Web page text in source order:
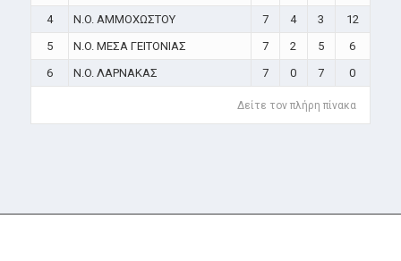
4
N.O. ΑΜΜΟΧΩΣΤΟΥ 7 4 3
12
5
N.O. ΜΕΣΑ ΓΕΙΤΟΝΙΑΣ 7 2 5
6
6
N.O. ΛΑΡΝΑΚΑΣ 7 0 7 0
Δείτε τον πλήρη πίνακα